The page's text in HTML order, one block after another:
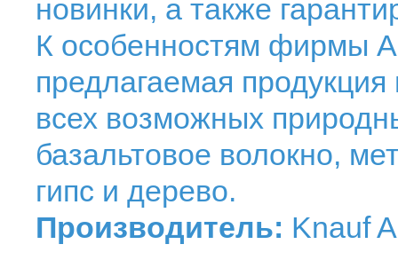
новинки, а также
К особенностям фирмы
предлагаемая продукция
всех возможных
базальтовое волокно,
гипс и дерево.
Производитель: Knauf